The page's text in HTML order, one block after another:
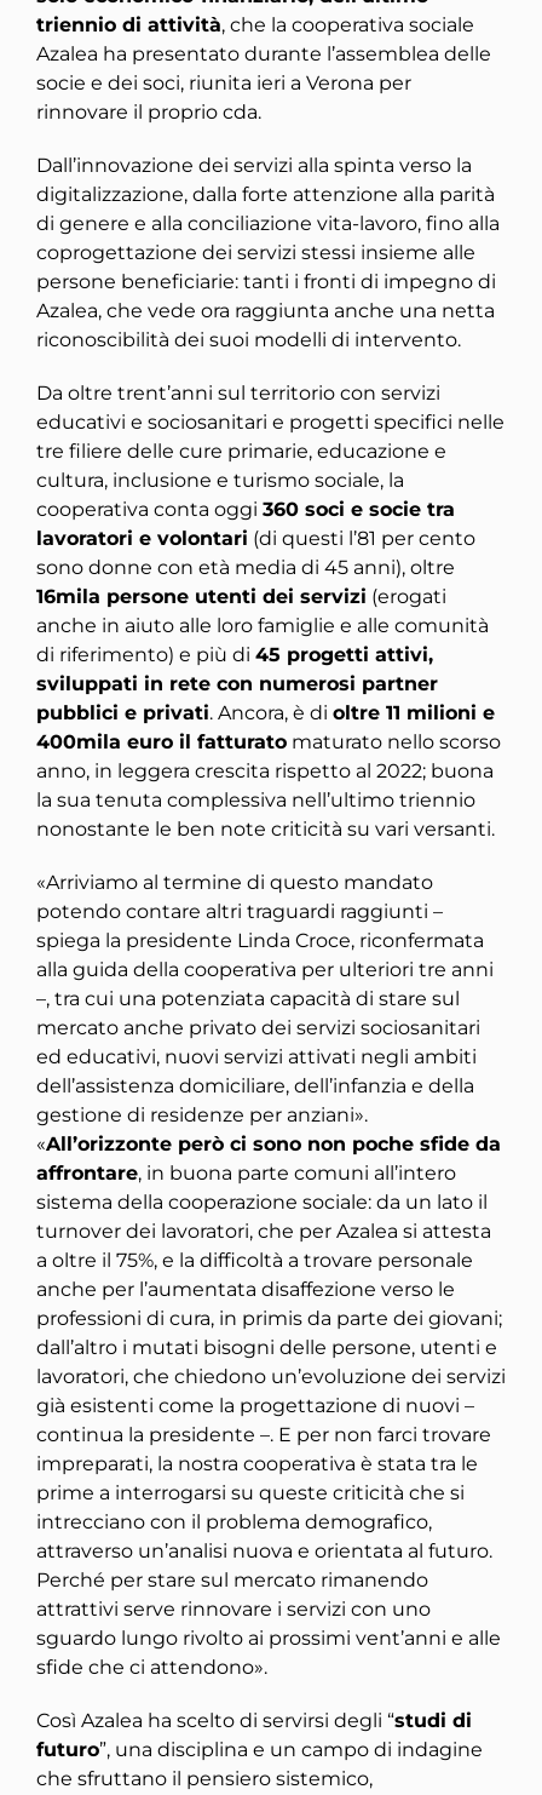
triennio di attività, che la cooperativa sociale
Azalea ha presentato durante l’assemblea delle
socie e dei soci, riunita ieri a Verona per
rinnovare il proprio cda.
Dall’innovazione dei servizi alla spinta verso la
digitalizzazione, dalla forte attenzione alla parità
di genere e alla conciliazione vita-lavoro, fino alla
coprogettazione dei servizi stessi insieme alle
persone beneficiarie: tanti i fronti di impegno di
Azalea, che vede ora raggiunta anche una netta
riconoscibilità dei suoi modelli di intervento.
Da oltre trent’anni sul territorio con servizi
educativi e sociosanitari e progetti specifici nelle
tre filiere delle cure primarie, educazione e
cultura, inclusione e turismo sociale, la
cooperativa conta oggi 360 soci e socie tra
lavoratori e volontari (di questi l’81 per cento
sono donne con età media di 45 anni), oltre
16mila persone utenti dei servizi (erogati
anche in aiuto alle loro famiglie e alle comunità
di riferimento) e più di 45 progetti attivi,
sviluppati in rete con numerosi partner
pubblici e privati. Ancora, è di oltre 11 milioni e
400mila euro il fatturato maturato nello scorso
anno, in leggera crescita rispetto al 2022; buona
la sua tenuta complessiva nell’ultimo triennio
nonostante le ben note criticità su vari versanti.
«Arriviamo al termine di questo mandato
potendo contare altri traguardi raggiunti –
spiega la presidente Linda Croce, riconfermata
alla guida della cooperativa per ulteriori tre anni
–, tra cui una potenziata capacità di stare sul
mercato anche privato dei servizi sociosanitari
ed educativi, nuovi servizi attivati negli ambiti
dell’assistenza domiciliare, dell’infanzia e della
gestione di residenze per anziani».
«All’orizzonte però ci sono non poche sfide da
affrontare, in buona parte comuni all’intero
sistema della cooperazione sociale: da un lato il
turnover dei lavoratori, che per Azalea si attesta
a oltre il 75%, e la difficoltà a trovare personale
anche per l’aumentata disaffezione verso le
professioni di cura, in primis da parte dei giovani;
dall’altro i mutati bisogni delle persone, utenti e
lavoratori, che chiedono un’evoluzione dei servizi
già esistenti come la progettazione di nuovi –
continua la presidente –. E per non farci trovare
impreparati, la nostra cooperativa è stata tra le
prime a interrogarsi su queste criticità che si
intrecciano con il problema demografico,
attraverso un’analisi nuova e orientata al futuro.
Perché per stare sul mercato rimanendo
attrattivi serve rinnovare i servizi con uno
sguardo lungo rivolto ai prossimi vent’anni e alle
sfide che ci attendono».
Così Azalea ha scelto di servirsi degli “studi di
futuro”, una disciplina e un campo di indagine
che sfruttano il pensiero sistemico,